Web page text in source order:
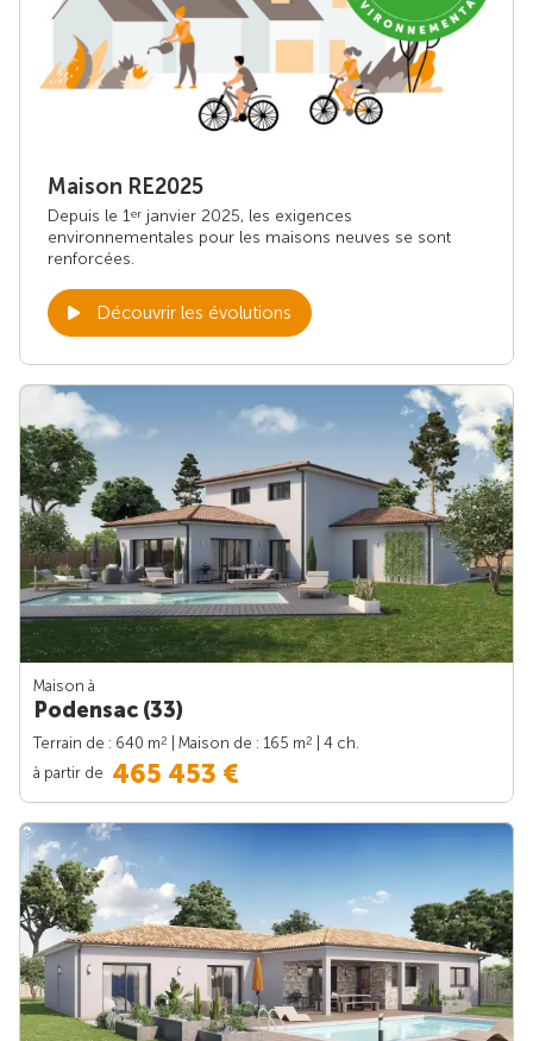
Maison RE2025
Depuis le 1er janvier 2025, les exigences
environnementales pour les maisons neuves se sont
renforcées.
Découvrir les évolutions
Maison à
Podensac (33)
Terrain de : 640 m2 | Maison de : 165 m2
| 4 ch.
à partir de 465 453 €